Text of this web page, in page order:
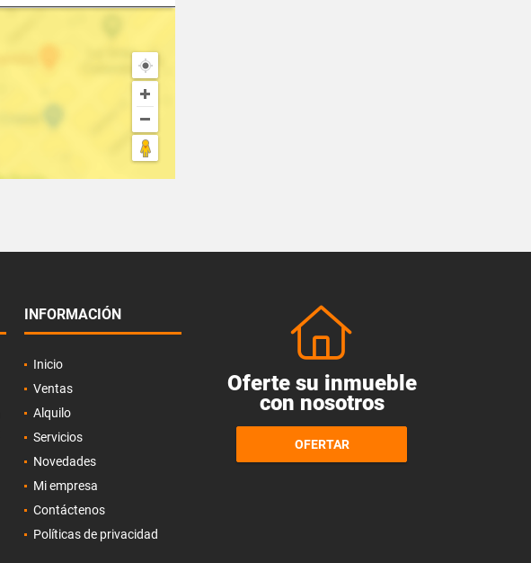
INFORMACIÓN
Inicio
Ventas
Alquilo
Servicios
Novedades
Mi empresa
Contáctenos
Políticas de privacidad
Oferte su inmueble
con nosotros
OFERTAR